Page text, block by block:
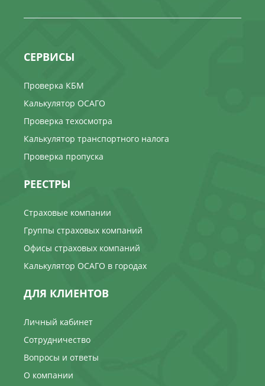
СЕРВИСЫ
Проверка КБМ
Калькулятор ОСАГО
Проверка техосмотра
Калькулятор транспортного налога
Проверка пропуска
РЕЕСТРЫ
Страховые компании
Группы страховых компаний
Офисы страховых компаний
Калькулятор ОСАГО в городах
ДЛЯ КЛИЕНТОВ
Личный кабинет
Сотрудничество
Вопросы и ответы
О компании